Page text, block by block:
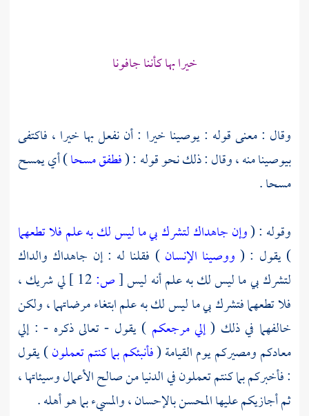
خيرا بها كأننا جافونا
وقال : معنى قوله : يوصينا خيرا : أن نفعل بها خيرا ، فاكتفى
بيوصينا منه ، وقال : ذلك نحو قوله : (فطفق مسحا) أي يمسح
مسحا .
وقوله : (وإن جاهداك لتشرك بي ما ليس لك به علم فلا تطعهما
) يقول : ( ووصينا الإنسان) فقلنا له : إن جاهداك والداك
لتشرك بي ما ليس لك به علم أنه ليس[ص:
لي شريك ،
فلا تطعهما فتشرك بي ما ليس لك به علم ابتغاء مرضاتهما ، ولكن
خالفهما في ذلك (إلي مرجعكم ) يقول - تعالى ذكره - : إلي
معادكم ومصيركم يوم القيامة (فأنبئكم بما كنتم تعملون) يقول
: فأخبركم بما كنتم تعملون في الدنيا من صالح الأعمال وسيئاتها ،
ثم أجازيكم عليها المحسن بالإحسان ، والمسيء بما هو أهله .